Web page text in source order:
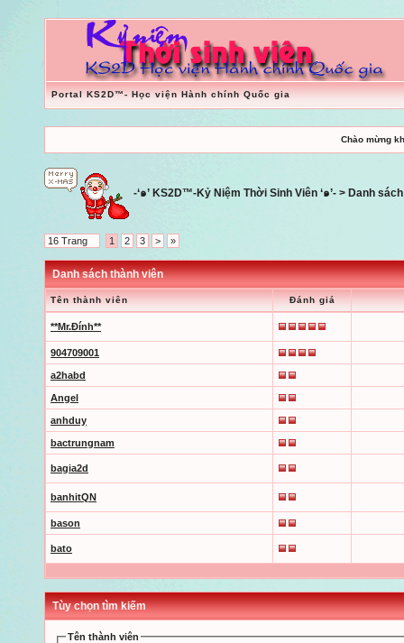
Portal KS2D™- Học viện Hành chính Quốc gia
Chào mừng
-‘๑’ KS2D™-Kỷ Niệm Thời Sinh Viên ‘๑’- > Danh
16 Trang 1 2 3 > »
Danh sách thành viên
Tên thành viên Đánh giá
**Mr.Đính**
904709001
a2habd
Angel
anhduy
bactrungnam
bagia2d
banhitQN
bason
bato
Tùy chọn tìm kiếm
Tên thành viên